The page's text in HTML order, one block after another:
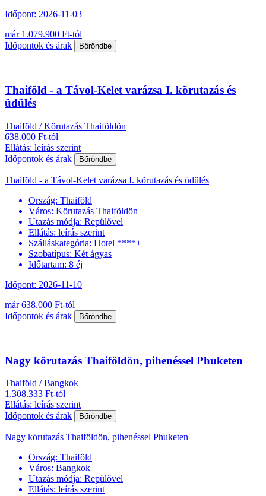
Időpont: 2026-11-03
már 1.079.900 Ft-tól
Időpontok és árak
Bőröndbe
Thaiföld - a Távol-Kelet varázsa I. körutazás és
üdülés
Thaiföld / Körutazás Thaiföldön
638.000 Ft-tól
Ellátás: leírás szerint
Időpontok és árak
Bőröndbe
Thaiföld - a Távol-Kelet varázsa I. körutazás és üdülés
Ország: Thaiföld
Város: Körutazás Thaiföldön
Utazás módja: Repülővel
Ellátás: leírás szerint
Szálláskategória: Hotel ****+
Szobatípus: Két ágyas
Időtartam: 8 éj
Időpont: 2026-11-10
már 638.000 Ft-tól
Időpontok és árak
Bőröndbe
Nagy körutazás Thaiföldön, pihenéssel Phuketen
Thaiföld / Bangkok
1.308.333 Ft-tól
Ellátás: leírás szerint
Időpontok és árak
Bőröndbe
Nagy körutazás Thaiföldön, pihenéssel Phuketen
Ország: Thaiföld
Város: Bangkok
Utazás módja: Repülővel
Ellátás: leírás szerint